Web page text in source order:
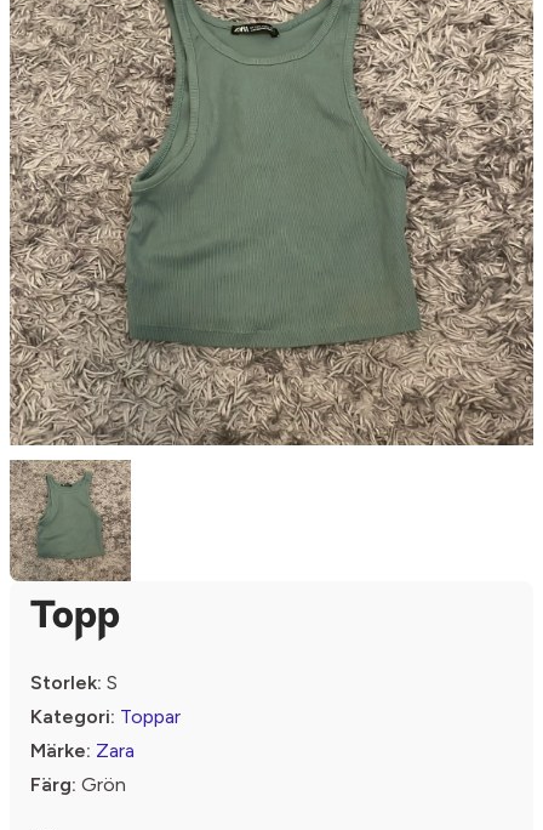
Topp
Storlek: S
Kategori: Toppar
Märke: Zara
Färg: Grön